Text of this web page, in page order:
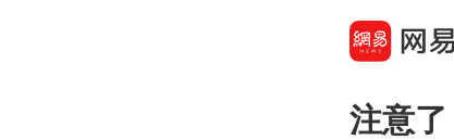
注意